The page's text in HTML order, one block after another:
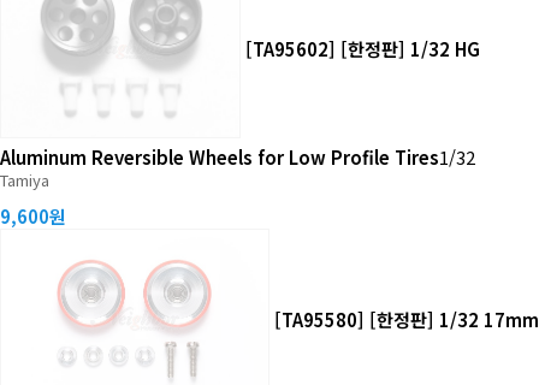
[TA95602] [한정판] 1/32 HG
Aluminum Reversible Wheels for Low Profile Tires1/32
Tamiya
9,600원
[TA95580] [한정판] 1/32 17mm